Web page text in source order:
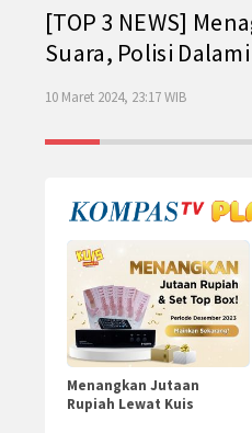
[TOP 3 NEWS]
Suara, Polisi Dalami
10 Maret 2024, 23:17 WIB
Menangkan Jutaan
Rupiah Lewat Kuis